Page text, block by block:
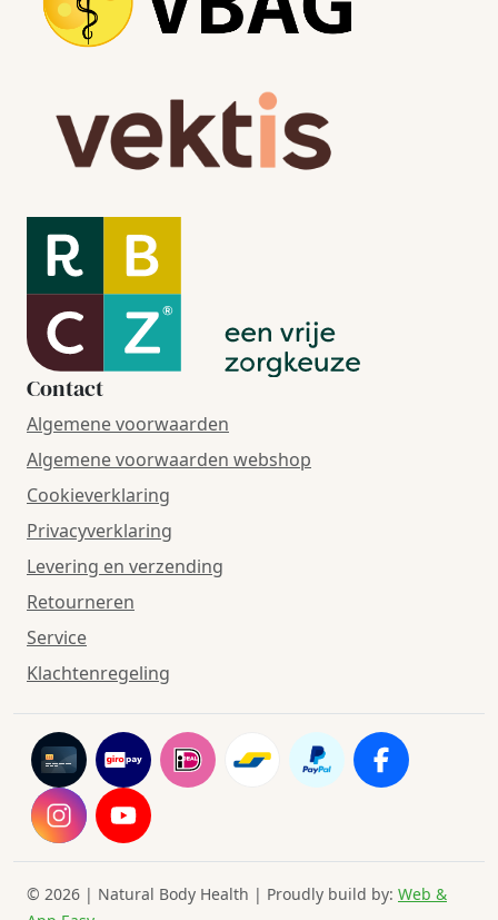
Contact
Algemene voorwaarden
Algemene voorwaarden webshop
Cookieverklaring
Privacyverklaring
Levering en verzending
Retourneren
Service
Klachtenregeling
© 2026 | Natural Body Health | Proudly build by: Web &